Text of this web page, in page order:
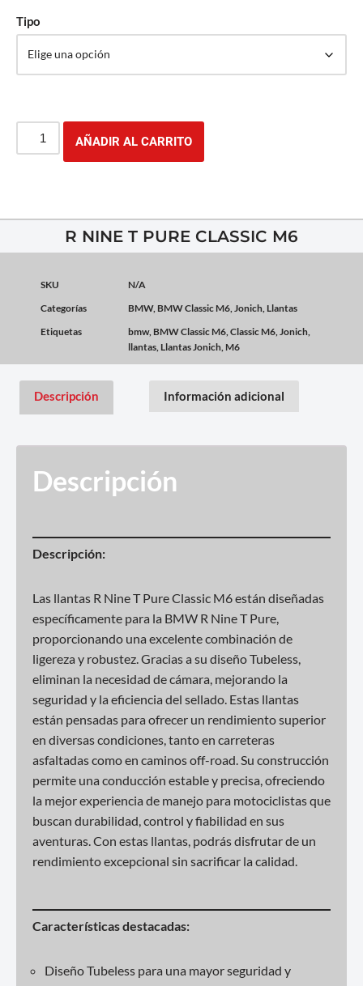
Tipo
AÑADIR AL CARRITO
R NINE T PURE CLASSIC M6
SKU
N/A
Categorías
BMW, BMW Classic M6 Jonich Llantas
Etiquetas
bmw, BMW Classic M6 Classic M6 Jonich
llantas Llantas Jonich M6
Descripción Información adicional
Descripción
Descripción:
Las llantas R Nine T Pure Classic M6 están diseñadas
específicamente para la BMW R Nine T Pure,
proporcionando una excelente combinación de
ligereza y robustez. Gracias a su diseño Tubeless,
eliminan la necesidad de cámara, mejorando la
seguridad y la eficiencia del sellado. Estas llantas
están pensadas para ofrecer un rendimiento superior
en diversas condiciones, tanto en carreteras
asfaltadas como en caminos off-road. Su construcción
permite una conducción estable y precisa, ofreciendo
la mejor experiencia de manejo para motociclistas que
buscan durabilidad, control y fiabilidad en sus
aventuras. Con estas llantas, podrás disfrutar de un
rendimiento excepcional sin sacrificar la calidad.
Características destacadas:
Diseño Tubeless para una mayor seguridad y